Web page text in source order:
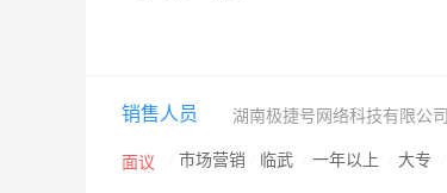
销售人员 湖南极捷号网络科技有限公司
面议 市场营销 临武 一年以上 大专